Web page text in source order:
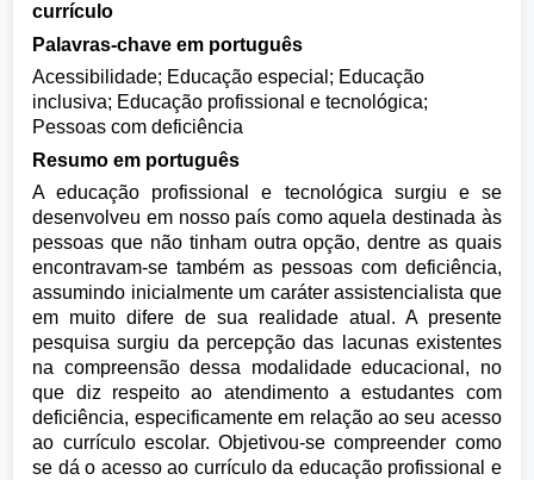
currículo
Palavras-chave em português
Acessibilidade; Educação especial; Educação
inclusiva; Educação profissional e tecnológica;
Pessoas com deficiência
Resumo em português
A educação profissional e tecnológica surgiu e se
desenvolveu em nosso país como aquela destinada às
pessoas que não tinham outra opção, dentre as quais
encontravam-se também as pessoas com deficiência,
assumindo inicialmente um caráter assistencialista que
em muito difere de sua realidade atual. A presente
pesquisa surgiu da percepção das lacunas existentes
na compreensão dessa modalidade educacional, no
que diz respeito ao atendimento a estudantes com
deficiência, especificamente em relação ao seu acesso
ao currículo escolar. Objetivou-se compreender como
se dá o acesso ao currículo da educação profissional e